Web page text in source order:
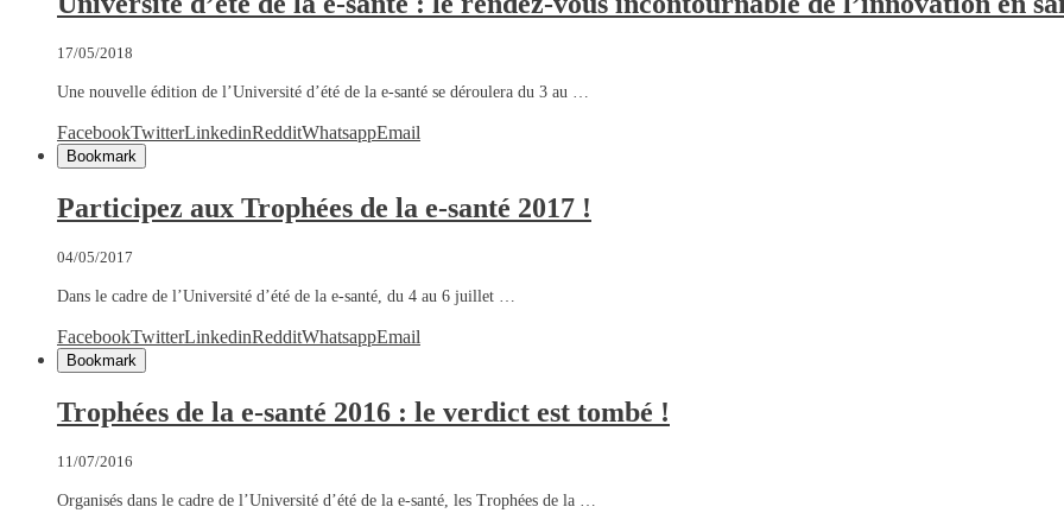
17/05/2018
Une nouvelle édition de l’Université d’été de la e-santé se déroulera du 3 au …
FacebookTwitterLinkedinRedditWhatsappEmail
Bookmark
Participez aux Trophées de la e-santé 2017 !
04/05/2017
Dans le cadre de l’Université d’été de la e-santé, du 4 au 6 juillet …
FacebookTwitterLinkedinRedditWhatsappEmail
Bookmark
Trophées de la e-santé 2016 : le verdict est tombé !
11/07/2016
Organisés dans le cadre de l’Université d’été de la e-santé, les Trophées de la …